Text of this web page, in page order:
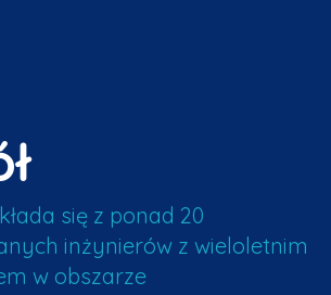
się z ponad 20
inżynierów z wieloletnim
w obszarze